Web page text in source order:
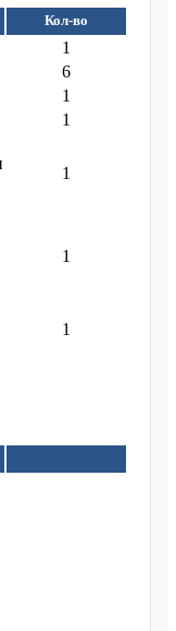
Кол-во
1
6
1
1
1
1
1